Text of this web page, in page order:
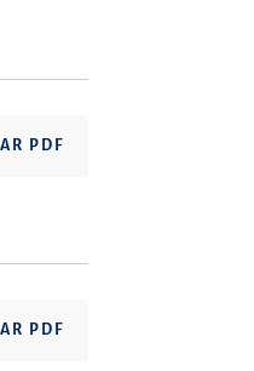
PDF
PDF